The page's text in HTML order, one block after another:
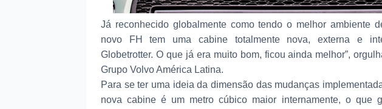
Já reconhecido globalmente como tendo o melhor ambiente
novo FH tem uma cabine totalmente nova, externa e
Globetrotter. O que já era muito bom, ficou ainda melhor”,
Grupo Volvo América Latina.
Para se ter uma ideia da dimensão das mudanças
nova cabine é um metro cúbico maior internamente, o que